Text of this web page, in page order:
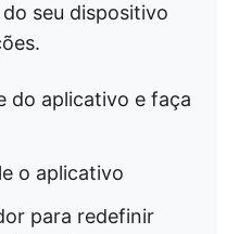
seu dispositivo
do aplicativo e faça
o aplicativo
para redefinir